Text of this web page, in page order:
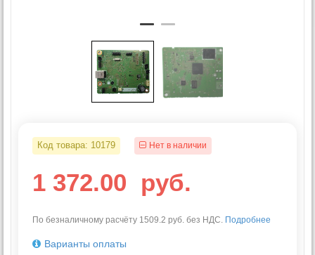
Код товара: 10179 Нет в наличии
1 372.00 руб.
По безналичному расчёту 1509.2 руб. без НДС. Подробнее
Варианты оплаты